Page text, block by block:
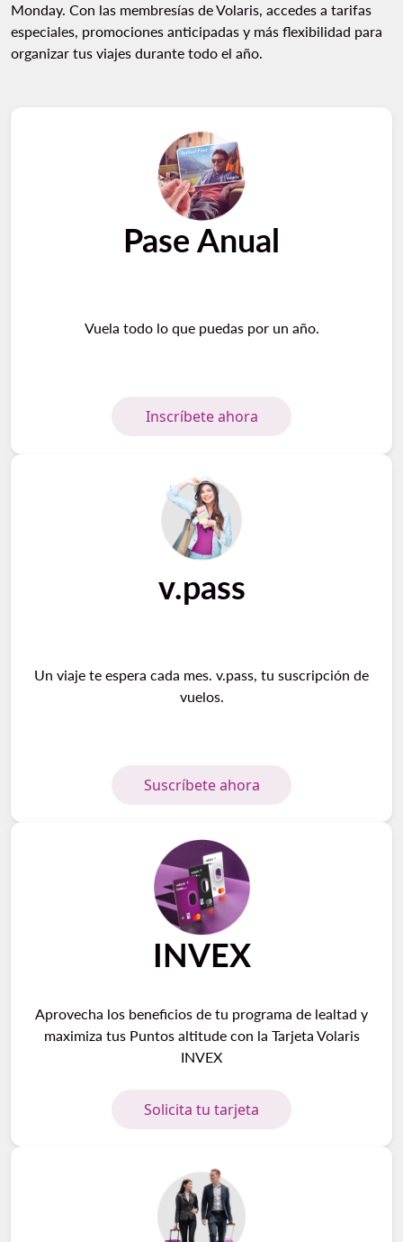
Monday. Con las membresías de Volaris, accedes a tarifas
especiales, promociones anticipadas y más flexibilidad para
organizar tus viajes durante todo el año.
Pase Anual
Vuela todo lo que puedas por un año.
Inscríbete ahora
v.pass
Un viaje te espera cada mes. v.pass, tu suscripción de
vuelos.
Suscríbete ahora
INVEX
Aprovecha los beneficios de tu programa de lealtad y
maximiza tus Puntos altitude con la Tarjeta Volaris
INVEX
Solicita tu tarjeta